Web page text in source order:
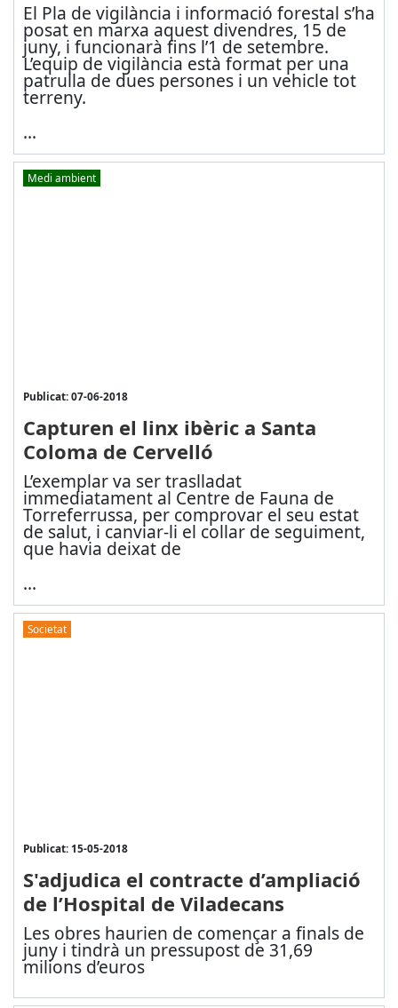
El Pla de vigilància i informació forestal s’ha
posat en marxa aquest divendres, 15 de
juny, i funcionarà fins l’1 de setembre.
L’equip de vigilància està format per una
patrulla de dues persones i un vehicle tot
terreny.
...
Medi ambient
Publicat: 07-06-2018
Capturen el linx ibèric a Santa
Coloma de Cervelló
L’exemplar va ser traslladat
immediatament al Centre de Fauna de
Torreferrussa, per comprovar el seu estat
de salut, i canviar-li el collar de seguiment,
que havia deixat de
...
Societat
Publicat: 15-05-2018
S'adjudica el contracte d’ampliació
de l’Hospital de Viladecans
Les obres haurien de començar a finals de
juny i tindrà un pressupost de 31,69
milions d’euros